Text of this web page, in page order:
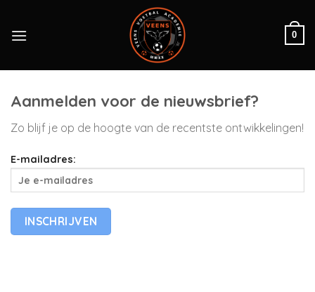
content
0
Aanmelden voor de nieuwsbrief?
Zo blijf je op de hoogte van de recentste ontwikkelingen!
E-mailadres: